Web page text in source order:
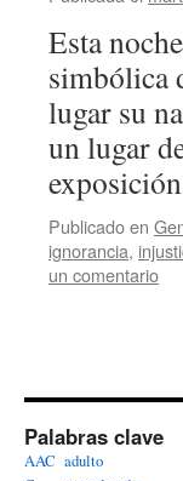
Esta
simbólica
lugar su
un lugar
Publicado en
ignorancia,
un comentario
Palabras clave
AAC adulto